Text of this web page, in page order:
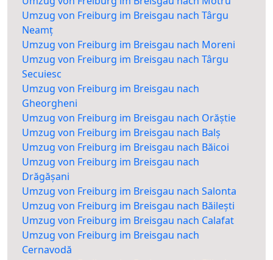
Umzug von Freiburg im Breisgau nach Târgu
Neamț
Umzug von Freiburg im Breisgau nach Moreni
Umzug von Freiburg im Breisgau nach Târgu
Secuiesc
Umzug von Freiburg im Breisgau nach
Gheorgheni
Umzug von Freiburg im Breisgau nach Orăștie
Umzug von Freiburg im Breisgau nach Balș
Umzug von Freiburg im Breisgau nach Băicoi
Umzug von Freiburg im Breisgau nach
Drăgășani
Umzug von Freiburg im Breisgau nach Salonta
Umzug von Freiburg im Breisgau nach Băilești
Umzug von Freiburg im Breisgau nach Calafat
Umzug von Freiburg im Breisgau nach
Cernavodă